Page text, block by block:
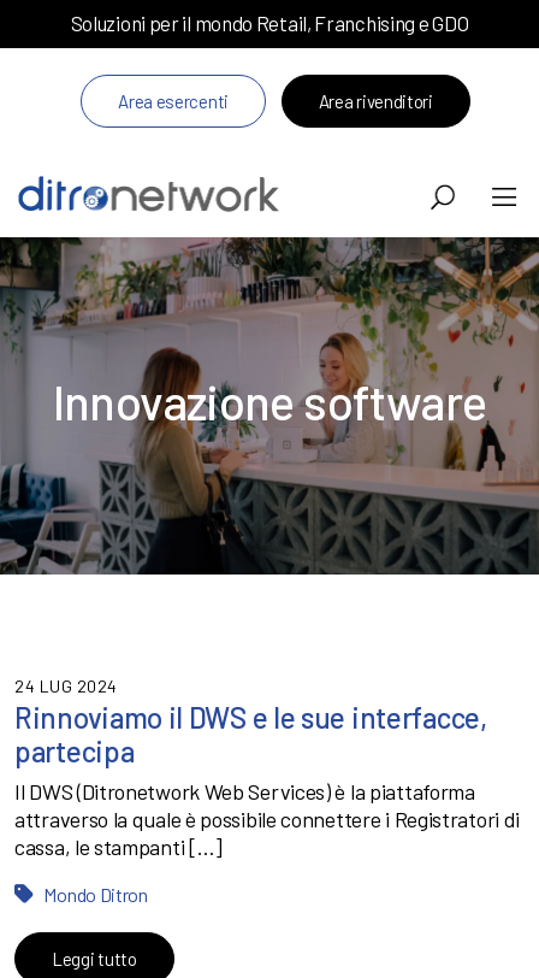
Soluzioni per il mondo Retail, Franchising e GDO
Area esercenti Area rivenditori
Innovazione software
24 LUG 2024
Rinnoviamo il DWS e le sue interfacce,
partecipa
Il DWS (Ditronetwork Web Services) è la piattaforma
attraverso la quale è possibile connettere i Registratori di
cassa, le stampanti […]
Leggi tutto
Mondo Ditron